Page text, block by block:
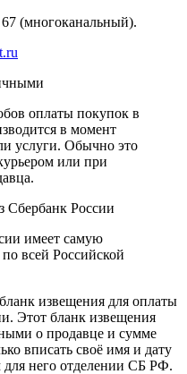
(многоканальный).
оплаты покупок в
в момент
услуги. Обычно это
или при
Сбербанк России
имеет самую
всей Российской
извещения для оплаты
Этот бланк извещения
о продавце и сумме
вписать своё имя и дату
для него отделении СБ РФ.